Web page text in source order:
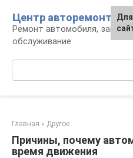
контенту
Центр авторемонта
Ремонт автомобиля,
обслуживание
Главная » Другое
Причины, почему
время движения